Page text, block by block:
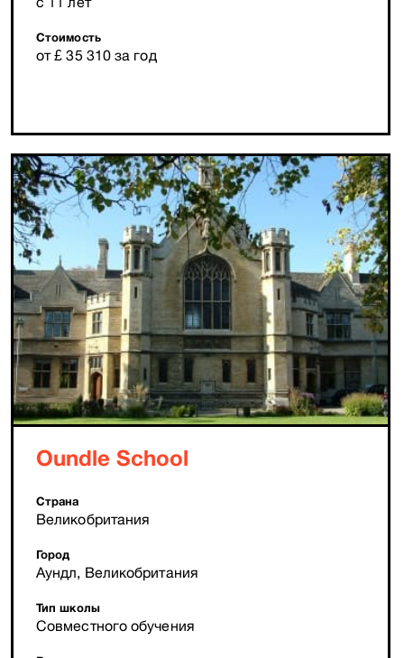
Стоимость
от £ 35 310 за год
Oundle School
Страна
Великобритания
Город
Аундл, Великобритания
Тип школы
Совместного обучения